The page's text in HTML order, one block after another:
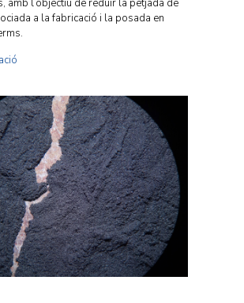
amb l’objectiu de reduir la petjada de
a la fabricació i la posada en